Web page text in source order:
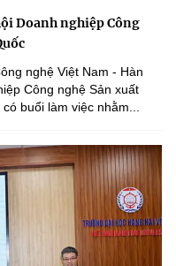
Doanh nghiệp Công
nghệ Việt Nam - Hàn
Công nghệ Sản xuất
buổi làm việc nhằm...